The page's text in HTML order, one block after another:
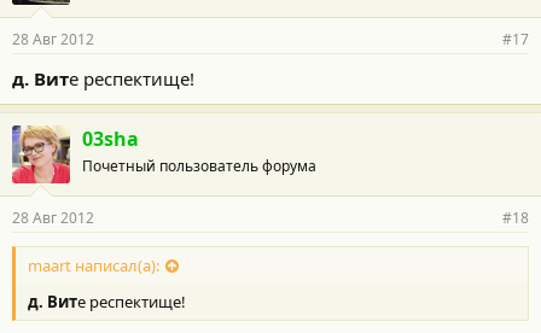
28 Авг 2012 #17
д. Вите респектище!
03sha
Почетный пользователь форума
28 Авг 2012 #18
maart написал(а):
д. Вите респектище!